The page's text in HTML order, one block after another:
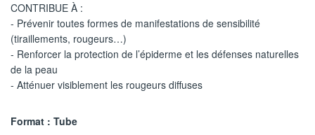
CONTRIBUE À :
- Prévenir toutes formes de manifestations de sensibilité
(tiraillements, rougeurs…)
- Renforcer la protection de l’épiderme et les défenses naturelles
de la peau
- Atténuer visiblement les rougeurs diffuses
Format : Tube